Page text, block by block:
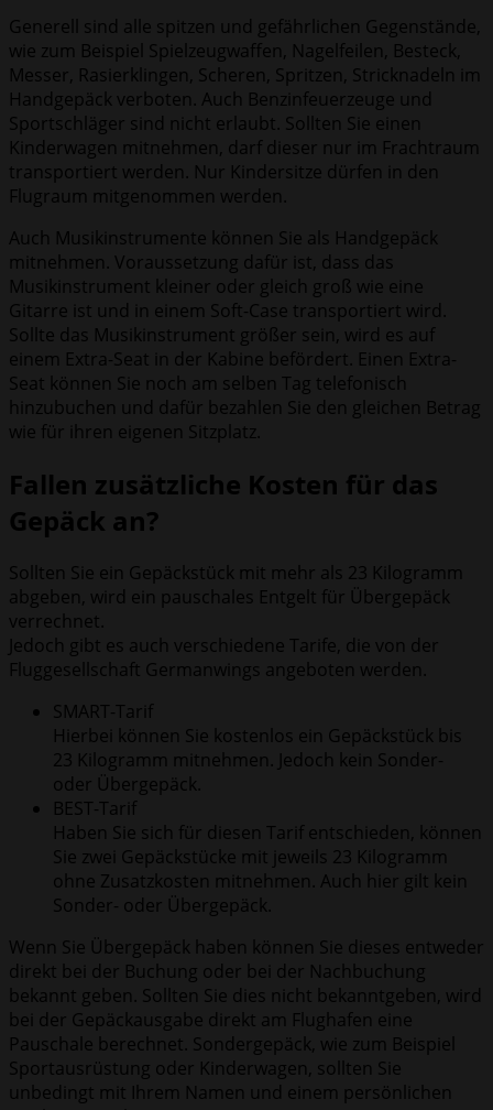
Generell sind alle spitzen und gefährlichen Gegenstände,
wie zum Beispiel Spielzeugwaffen, Nagelfeilen, Besteck,
Messer, Rasierklingen, Scheren, Spritzen, Stricknadeln im
Handgepäck verboten. Auch Benzinfeuerzeuge und
Sportschläger sind nicht erlaubt. Sollten Sie einen
Kinderwagen mitnehmen, darf dieser nur im Frachtraum
transportiert werden. Nur Kindersitze dürfen in den
Flugraum mitgenommen werden.
Auch Musikinstrumente können Sie als Handgepäck
mitnehmen. Voraussetzung dafür ist, dass das
Musikinstrument kleiner oder gleich groß wie eine
Gitarre ist und in einem Soft-Case transportiert wird.
Sollte das Musikinstrument größer sein, wird es auf
einem Extra-Seat in der Kabine befördert. Einen Extra-
Seat können Sie noch am selben Tag telefonisch
hinzubuchen und dafür bezahlen Sie den gleichen Betrag
wie für ihren eigenen Sitzplatz.
Fallen zusätzliche Kosten für das
Gepäck an?
Sollten Sie ein Gepäckstück mit mehr als 23 Kilogramm
abgeben, wird ein pauschales Entgelt für Übergepäck
verrechnet.
Jedoch gibt es auch verschiedene Tarife, die von der
Fluggesellschaft Germanwings angeboten werden.
SMART-Tarif
Hierbei können Sie kostenlos ein Gepäckstück bis
23 Kilogramm mitnehmen. Jedoch kein Sonder-
oder Übergepäck.
BEST-Tarif
Haben Sie sich für diesen Tarif entschieden, können
Sie zwei Gepäckstücke mit jeweils 23 Kilogramm
ohne Zusatzkosten mitnehmen. Auch hier gilt kein
Sonder- oder Übergepäck.
Wenn Sie Übergepäck haben können Sie dieses entweder
direkt bei der Buchung oder bei der Nachbuchung
bekannt geben. Sollten Sie dies nicht bekanntgeben, wird
bei der Gepäckausgabe direkt am Flughafen eine
Pauschale berechnet. Sondergepäck, wie zum Beispiel
Sportausrüstung oder Kinderwagen, sollten Sie
unbedingt mit Ihrem Namen und einem persönlichen